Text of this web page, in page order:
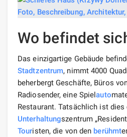
Wo befindet
Das einzigartige Gebäude
Stadtzentrum, nimmt 4000
beherbergt Geschäfte, Büros
Radiosender, eine Spielauto
Restaurant. Tatsächlich ist dies
Unterhaltungszentrum
Touristen, die von den berühmt